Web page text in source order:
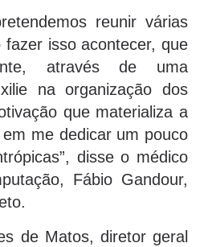
reunir várias
fazer isso acontecer, que
através de uma
na organização dos
que materializa a
me dedicar um pouco
disse o médico
Fábio Gandour,
de Matos, diretor geral